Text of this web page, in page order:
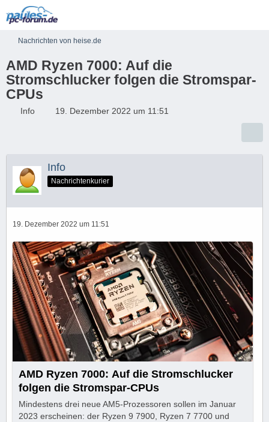
Nachrichten von heise.de
AMD Ryzen 7000: Auf die
Stromschlucker folgen die Stromspar-
CPUs
Info 19. Dezember 2022 um 11:51
Info
Nachrichtenkurier
19. Dezember 2022 um 11:51
AMD Ryzen 7000: Auf die Stromschlucker
folgen die Stromspar-CPUs
Mindestens drei neue AM5-Prozessoren sollen im Januar
2023 erscheinen: der Ryzen 9 7900, Ryzen 7 7700 und